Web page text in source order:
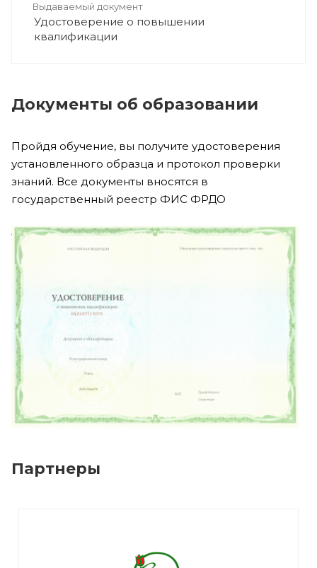
Выдаваемый документ
Удостоверение о повышении
квалификации
Документы об образовании
Пройдя обучение, вы получите удостоверения
установленного образца и протокол проверки
знаний. Все документы вносятся в
государственный реестр ФИС ФРДО
Партнеры